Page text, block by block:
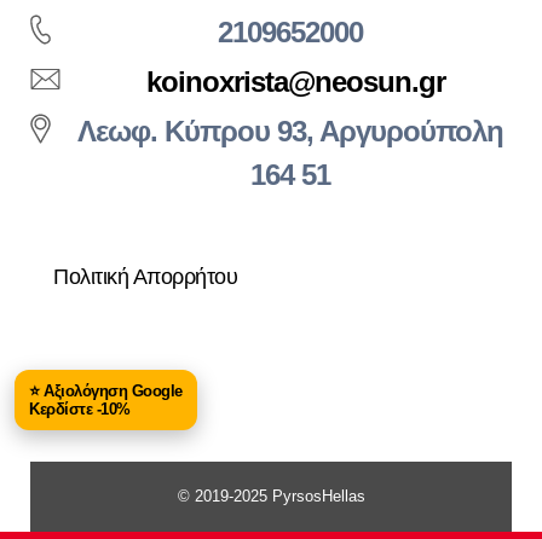
2109652000
koinoxrista@neosun.gr
Λεωφ. Κύπρου 93, Αργυρούπολη
164 51
Πολιτική Απορρήτου
© 2019-2025 PyrsosHellas
⭐ Αξιολόγηση Google
Κερδίστε -10%